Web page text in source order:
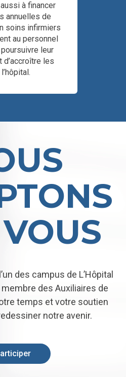
à financer
annuelles de
soins infirmiers
au personnel
leur
d’accroître les
des campus de L’Hôpital
membre des Auxiliaires de
temps et votre soutien
notre avenir.